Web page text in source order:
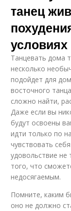
танец
условиях
Танцевать дома
несколько
подойдет для
восточного
сложно найти,
Даже если вы
будут освоены
идти только по
чувствовать
удовольствие не
того, что
недосягаемым.
Помните, каким
оно не должно